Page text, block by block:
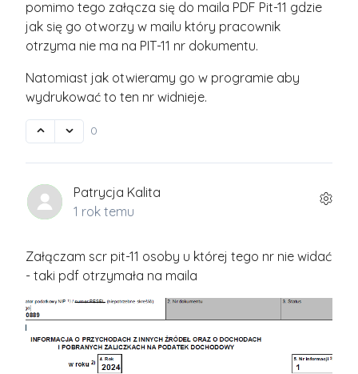
pomimo tego załącza się do maila PDF Pit-11 gdzie
jak się go otworzy w mailu który pracownik
otrzyma nie ma na PIT-11 nr dokumentu.
Natomiast jak otwieramy go w programie aby
wydrukować to ten nr widnieje.
0
Patrycja Kalita
1 rok temu
Załączam scr pit-11 osoby u której tego nr nie widać
- taki pdf otrzymała na maila